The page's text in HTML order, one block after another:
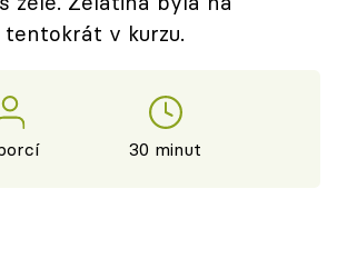
tentokrát v kurzu.
30 minut